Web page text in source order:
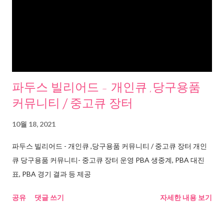
파두스 빌리어드 - 개인큐 ,당구용품
커뮤니티 / 중고큐 장터
10월 18, 2021
파두스 빌리어드 - 개인큐 ,당구용품 커뮤니티 / 중고큐 장터 개인
큐 당구용품 커뮤니티- 중고큐 장터 운영 PBA 생중계, PBA 대진
표, PBA 경기 결과 등 제공
공유 댓글 쓰기 자세한 내용 보기